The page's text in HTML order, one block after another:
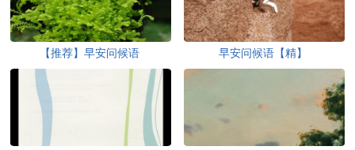
【推荐】早安问候语 早安问候语【精】